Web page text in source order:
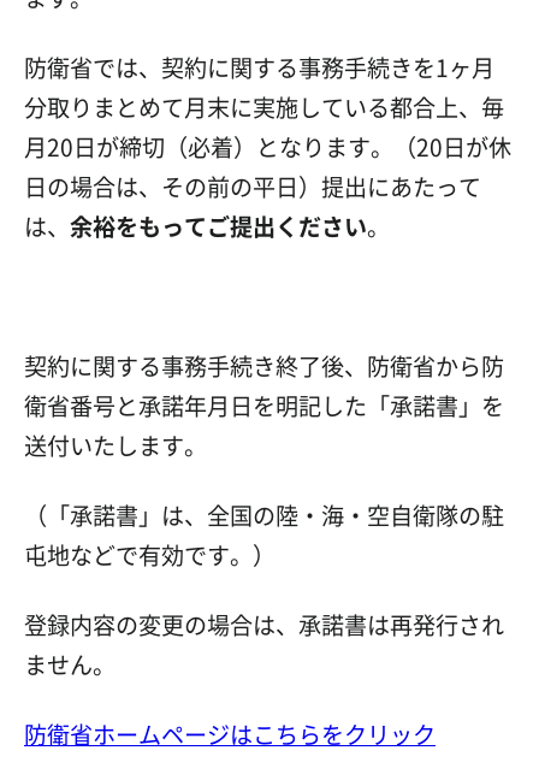
防衛省では、契約に関する事務手続きを1ヶ月
分取りまとめて月末に実施している都合上、毎
月20日が締切（必着）となります。（20日が休
日の場合は、その前の平日）提出にあたって
は、 余裕をもってご提出ください。
契約に関する事務手続き終了後、防衛省から防
衛省番号と承諾年月日を明記した「承諾書」を
送付いたします。
（「承諾書」は、全国の陸・海・空自衛隊の駐
屯地などで有効です。）
登録内容の変更の場合は、承諾書は再発行され
ません。
防衛省ホームページはこちらをクリック